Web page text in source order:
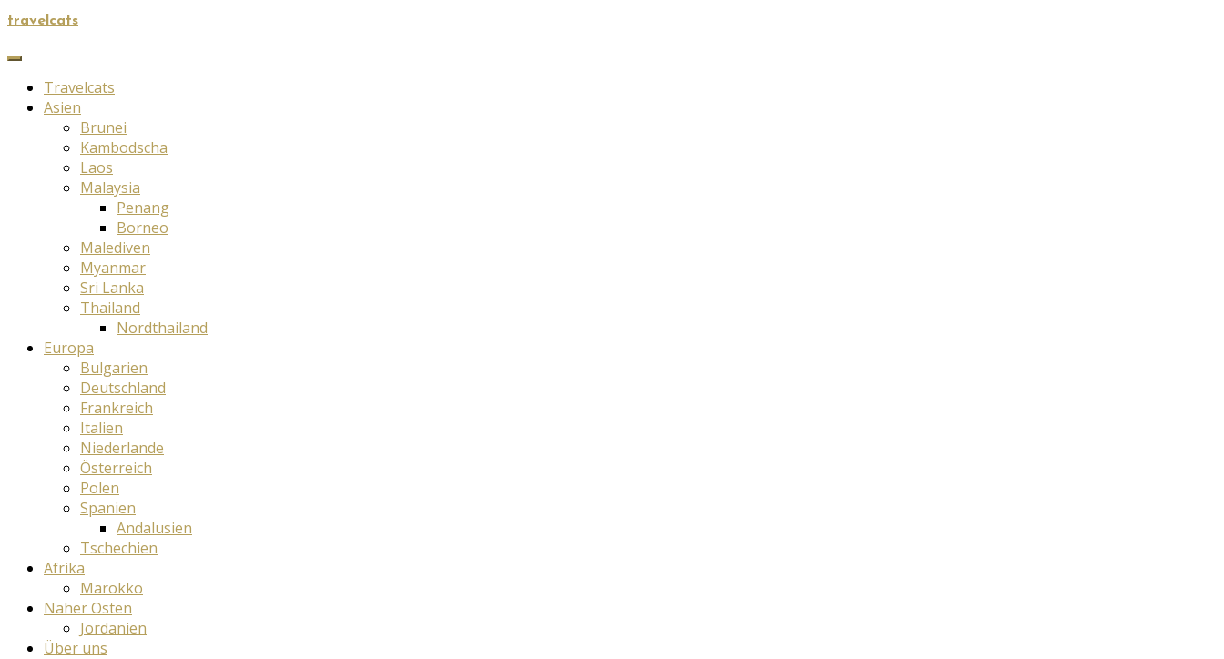
travelcats
Travelcats
Asien
Brunei
Kambodscha
Laos
Malaysia
Penang
Borneo
Malediven
Myanmar
Sri Lanka
Thailand
Nordthailand
Europa
Bulgarien
Deutschland
Frankreich
Italien
Niederlande
Österreich
Polen
Spanien
Andalusien
Tschechien
Afrika
Marokko
Naher Osten
Jordanien
Über uns